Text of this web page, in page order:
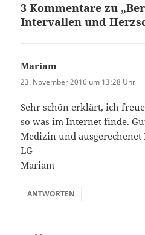
3 Kommentare zu
Intervallen und
Mariam
23. November 2016 um 13:28 Uhr
Sehr schön erklärt, ich
so was im Internet finde.
Medizin und ausgerechenet
LG
Mariam
ANTWORTEN